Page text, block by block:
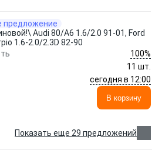
предложение
Audi 80/A6 1.6/2.0 91-01, Ford
1.6-2.0/2.3D 82-90
100%
11 шт.
сегодня в 12:00
В корзину
Показать еще 29 предложений